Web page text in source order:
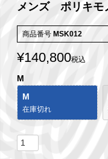
メンズ ポリキモ
商品番号 MSK012
¥140,800税込
M
M
在庫切れ